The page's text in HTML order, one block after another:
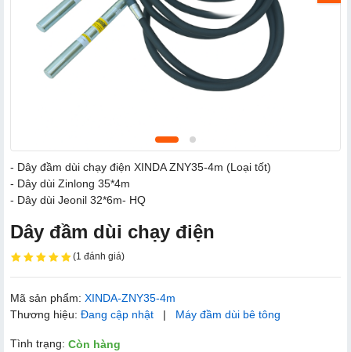
- Dây đầm dùi chạy điện XINDA ZNY35-4m (Loại tốt)
- Dây dùi Zinlong 35*4m
- Dây dùi Jeonil 32*6m- HQ
Dây đầm dùi chạy điện
(1 đánh giá)
Mã sản phẩm: XINDA-ZNY35-4m
Thương hiệu: Đang cập nhật | Máy đầm dùi bê tông
Tình trạng: Còn hàng